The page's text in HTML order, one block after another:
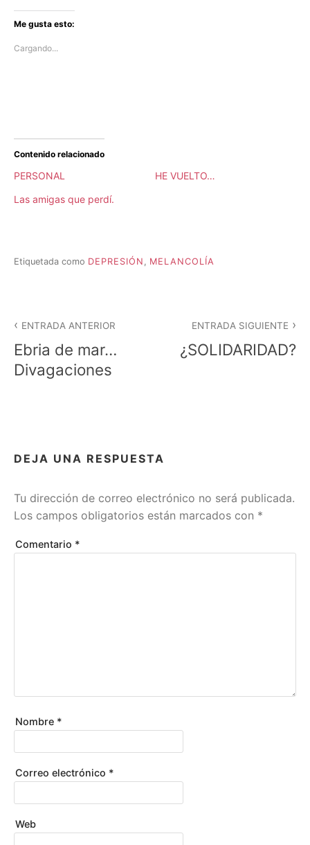
Me gusta esto:
Cargando...
Contenido relacionado
PERSONAL
HE VUELTO…
Las amigas que perdí.
P
i
a
d
a
L
O
E
S
S
Etiquetada como DEPRESIÓN MELANCOLÍA
de
entradas
ENTRADA ANTERIOR
Ebria de mar…
Divagaciones
ENTRADA SIGUIENTE
¿SOLIDARIDAD?
DEJA UNA RESPUESTA
Tu dirección de correo electrónico no será publicada.
Los campos obligatorios están marcados con *
Comentario *
Nombre *
Correo electrónico *
Web